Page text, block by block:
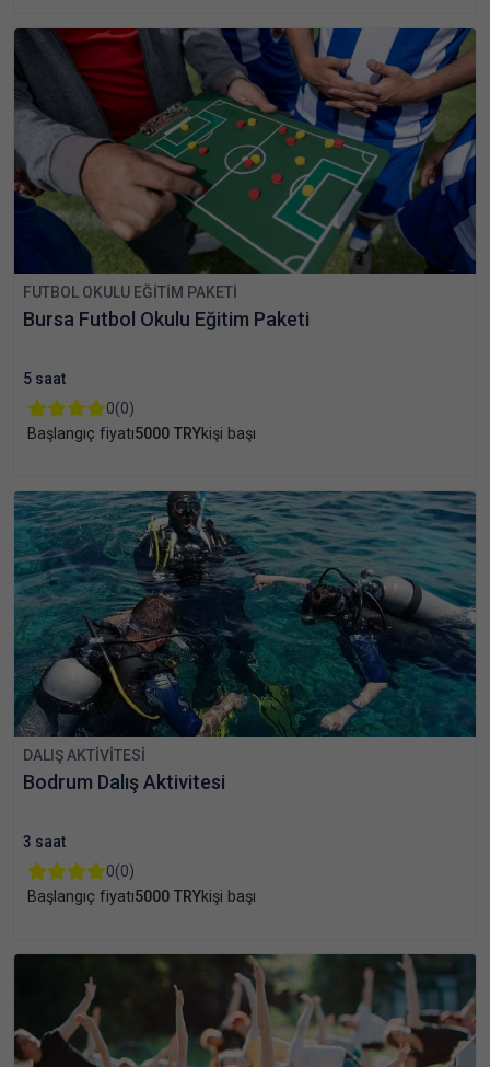
FUTBOL OKULU EĞITIM PAKETI
Bursa Futbol Okulu Eğitim Paketi
5 saat
0(0)
Başlangıç fiyatı5000 TRYkişi başı
DALIŞ AKTIVITESI
Bodrum Dalış Aktivitesi
3 saat
0(0)
Başlangıç fiyatı5000 TRYkişi başı